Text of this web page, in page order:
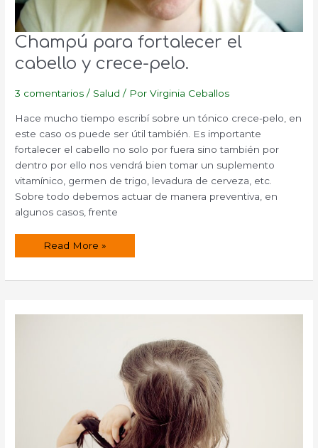
Champú para fortalecer el
cabello y crece-pelo.
3 comentarios / Salud / PorVirginia Ceballos
Hace mucho tiempo escribí sobre un tónico crece-pelo, en
este caso os puede ser útil también. Es importante
fortalecer el cabello no solo por fuera sino también por
dentro por ello nos vendrá bien tomar un suplemento
vitamínico, germen de trigo, levadura de cerveza, etc.
Sobre todo debemos actuar de manera preventiva, en
algunos casos, frente
Champú
cabello
Read More »